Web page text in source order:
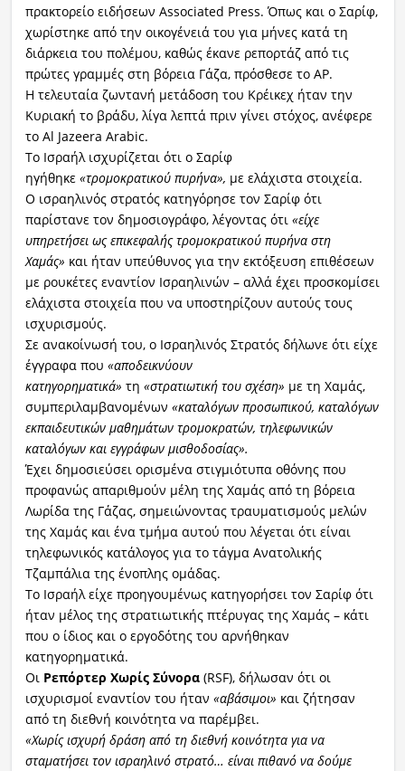
πρακτορείο ειδήσεων Associated Press. Όπως και ο Σαρίφ,
χωρίστηκε από την οικογένειά του για μήνες κατά τη
διάρκεια του πολέμου, καθώς έκανε ρεπορτάζ από τις
πρώτες γραμμές στη βόρεια Γάζα, πρόσθεσε το AP.
Η τελευταία ζωντανή μετάδοση του Κρέικεχ ήταν την
Κυριακή το βράδυ, λίγα λεπτά πριν γίνει στόχος, ανέφερε
το Al Jazeera Arabic.
Το Ισραήλ ισχυρίζεται ότι ο Σαρίφ
ηγήθηκε «τρομοκρατικού πυρήνα», με ελάχιστα στοιχεία.
Ο ισραηλινός στρατός κατηγόρησε τον Σαρίφ ότι
παρίστανε τον δημοσιογράφο, λέγοντας ότι «είχε
υπηρετήσει ως επικεφαλής τρομοκρατικού πυρήνα στη
Χαμάς» και ήταν υπεύθυνος για την εκτόξευση επιθέσεων
με ρουκέτες εναντίον Ισραηλινών – αλλά έχει προσκομίσει
ελάχιστα στοιχεία που να υποστηρίζουν αυτούς τους
ισχυρισμούς.
Σε ανακοίνωσή του, ο Ισραηλινός Στρατός δήλωνε ότι είχε
έγγραφα που «αποδεικνύουν
κατηγορηματικά» τη «στρατιωτική του σχέση» με τη Χαμάς,
συμπεριλαμβανομένων «καταλόγων προσωπικού, καταλόγων
εκπαιδευτικών μαθημάτων τρομοκρατών, τηλεφωνικών
καταλόγων και εγγράφων μισθοδοσίας».
Έχει δημοσιεύσει ορισμένα στιγμιότυπα οθόνης που
προφανώς απαριθμούν μέλη της Χαμάς από τη βόρεια
Λωρίδα της Γάζας, σημειώνοντας τραυματισμούς μελών
της Χαμάς και ένα τμήμα αυτού που λέγεται ότι είναι
τηλεφωνικός κατάλογος για το τάγμα Ανατολικής
Τζαμπάλια της ένοπλης ομάδας.
Το Ισραήλ είχε προηγουμένως κατηγορήσει τον Σαρίφ ότι
ήταν μέλος της στρατιωτικής πτέρυγας της Χαμάς – κάτι
που ο ίδιος και ο εργοδότης του αρνήθηκαν
κατηγορηματικά.
Οι Ρεπόρτερ Χωρίς Σύνορα(RSF), δήλωσαν ότι οι
ισχυρισμοί εναντίον του ήταν «αβάσιμοι» και ζήτησαν
από τη διεθνή κοινότητα να παρέμβει.
«Χωρίς ισχυρή δράση από τη διεθνή κοινότητα για να
σταματήσει τον ισραηλινό στρατό… είναι πιθανό να δούμε